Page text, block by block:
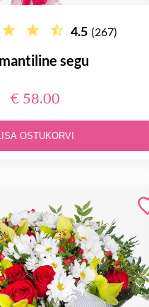
4.5 (267)
segu
€ 58.00
OSTUKORVI